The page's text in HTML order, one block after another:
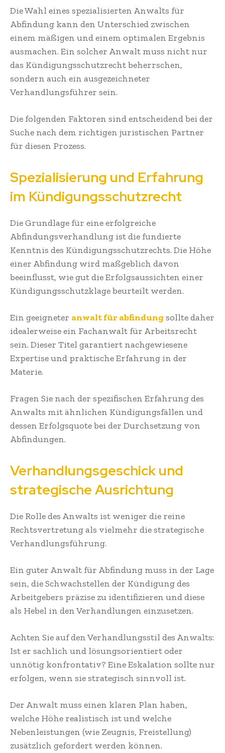
Die Wahl eines spezialisierten Anwalts für
Abfindung kann den Unterschied zwischen
einem mäßigen und einem optimalen Ergebnis
ausmachen. Ein solcher Anwalt muss nicht nur
das Kündigungsschutzrecht beherrschen,
sondern auch ein ausgezeichneter
Verhandlungsführer sein.
Die folgenden Faktoren sind entscheidend bei der
Suche nach dem richtigen juristischen Partner
für diesen Prozess.
Spezialisierung und Erfahrung
im Kündigungsschutzrecht
Die Grundlage für eine erfolgreiche
Abfindungsverhandlung ist die fundierte
Kenntnis des Kündigungsschutzrechts. Die Höhe
einer Abfindung wird maßgeblich davon
beeinflusst, wie gut die Erfolgsaussichten einer
Kündigungsschutzklage beurteilt werden.
Ein geeigneter anwalt für abfindung sollte daher
idealerweise ein Fachanwalt für Arbeitsrecht
sein. Dieser Titel garantiert nachgewiesene
Expertise und praktische Erfahrung in der
Materie.
Fragen Sie nach der spezifischen Erfahrung des
Anwalts mit ähnlichen Kündigungsfällen und
dessen Erfolgsquote bei der Durchsetzung von
Abfindungen.
Verhandlungsgeschick und
strategische Ausrichtung
Die Rolle des Anwalts ist weniger die reine
Rechtsvertretung als vielmehr die strategische
Verhandlungsführung.
Ein guter Anwalt für Abfindung muss in der Lage
sein, die Schwachstellen der Kündigung des
Arbeitgebers präzise zu identifizieren und diese
als Hebel in den Verhandlungen einzusetzen.
Achten Sie auf den Verhandlungsstil des Anwalts:
Ist er sachlich und lösungsorientiert oder
unnötig konfrontativ? Eine Eskalation sollte nur
erfolgen, wenn sie strategisch sinnvoll ist.
Der Anwalt muss einen klaren Plan haben,
welche Höhe realistisch ist und welche
Nebenleistungen (wie Zeugnis, Freistellung)
zusätzlich gefordert werden können.